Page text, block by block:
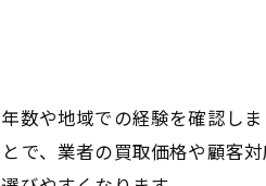
数や地域での経験を確認し
で、業者の買取価格や顧客